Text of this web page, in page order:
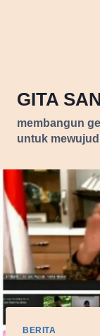
GITA
membangun
untuk
BERITA